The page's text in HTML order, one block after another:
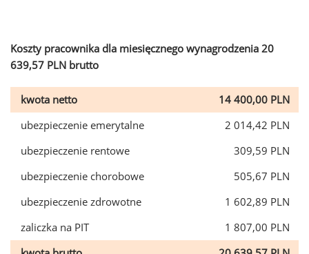
Koszty pracownika dla miesięcznego wynagrodzenia 20
639,57 PLN brutto
kwota netto
14 400,00 PLN
ubezpieczenie emerytalne
2 014,42 PLN
ubezpieczenie rentowe
309,59 PLN
ubezpieczenie chorobowe
505,67 PLN
ubezpieczenie zdrowotne
1 602,89 PLN
zaliczka na PIT
1 807,00 PLN